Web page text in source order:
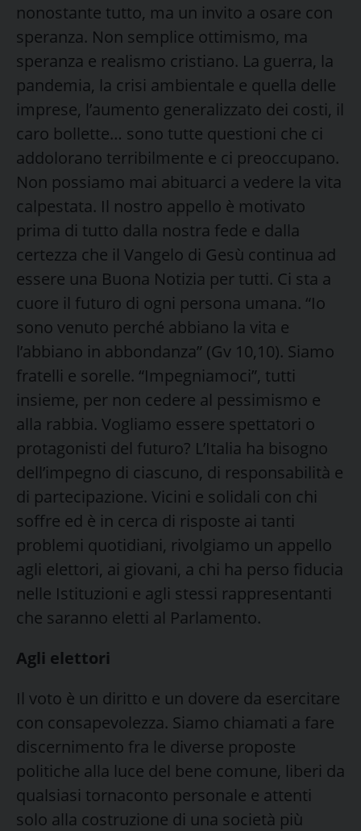
nonostante tutto, ma un invito a osare con
speranza. Non semplice ottimismo, ma
speranza e realismo cristiano. La guerra, la
pandemia, la crisi ambientale e quella delle
imprese, l’aumento generalizzato dei costi, il
caro bollette… sono tutte questioni che ci
addolorano terribilmente e ci preoccupano.
Non possiamo mai abituarci a vedere la vita
calpestata. Il nostro appello è motivato
prima di tutto dalla nostra fede e dalla
certezza che il Vangelo di Gesù continua ad
essere una Buona Notizia per tutti. Ci sta a
cuore il futuro di ogni persona umana. “Io
sono venuto perché abbiano la vita e
l’abbiano in abbondanza” (Gv 10,10). Siamo
fratelli e sorelle. “Impegniamoci”, tutti
insieme, per non cedere al pessimismo e
alla rabbia. Vogliamo essere spettatori o
protagonisti del futuro? L’Italia ha bisogno
dell’impegno di ciascuno, di responsabilità e
di partecipazione. Vicini e solidali con chi
soffre ed è in cerca di risposte ai tanti
problemi quotidiani, rivolgiamo un appello
agli elettori, ai giovani, a chi ha perso fiducia
nelle Istituzioni e agli stessi rappresentanti
che saranno eletti al Parlamento.
Agli elettori
Il voto è un diritto e un dovere da esercitare
con consapevolezza. Siamo chiamati a fare
discernimento fra le diverse proposte
politiche alla luce del bene comune, liberi da
qualsiasi tornaconto personale e attenti
solo alla costruzione di una società più